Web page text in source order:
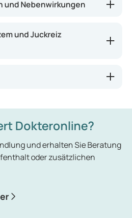
und Nebenwirkungen
und Juckreiz
Dokteronline?
und erhalten Sie Beratung
oder zusätzlichen